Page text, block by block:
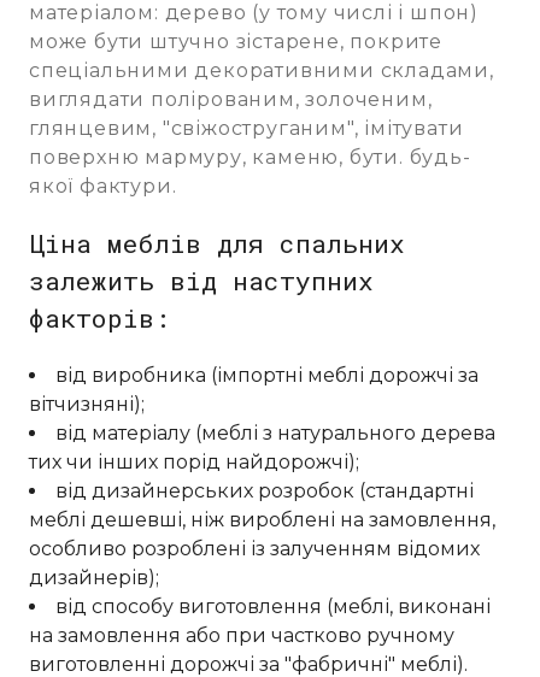
матеріалом: дерево (у тому числі і шпон)
може бути штучно зістарене, покрите
спеціальними декоративними складами,
виглядати полірованим, золоченим,
глянцевим, "свіжоструганим", імітувати
поверхню мармуру, каменю, бути. будь-
якої фактури.
Ціна меблів для спальних
залежить від наступних
факторів:
від виробника (імпортні меблі дорожчі за
вітчизняні);
від матеріалу (меблі з натурального дерева
тих чи інших порід найдорожчі);
від дизайнерських розробок (стандартні
меблі дешевші, ніж вироблені на замовлення,
особливо розроблені із залученням відомих
дизайнерів);
від способу виготовлення (меблі, виконані
на замовлення або при частково ручному
виготовленні дорожчі за "фабричні" меблі).